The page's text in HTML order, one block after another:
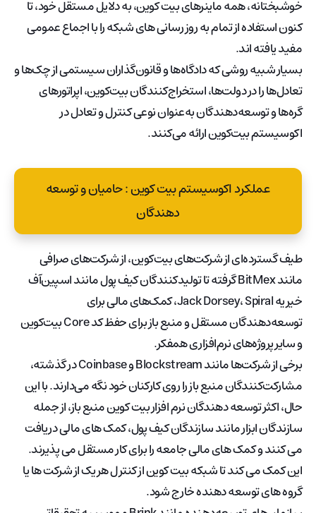
خوشبختانه، همه ماینرهای بیت کوین، به دلایل مستقل خود، تا
کنون استفاده از تمام به روز رسانی های شبکه را با اجماع عمومی
مفید یافته اند.
بسیار شبیه روشی که دادگاه‌ها و قانون‌گذاران سیستمی از چک‌ها و
تعادل‌ها را در دولت‌ها، استخراج‌کنندگان بیت‌کوین، اپراتورهای
گره‌ها و توسعه‌دهندگان به‌عنوان نوعی کنترل و تعادل در
اکوسیستم بیت‌کوین ارائه می‌کنند.
عملکرد اکوسیستم بیت کوین : حامیان و توسعه
دهندگان
طیف گسترده‌ای از شرکت‌های بیت‌کوین، از شرکت‌های صرافی
مانند BitMex گرفته تا تولیدکنندگان کیف پول مانند اسپین‌آف
خیریه Jack Dorsey، Spiral، کمک‌های مالی برای
توسعه‌دهندگان مستقل و منبع باز برای حفظ کد Core بیت‌کوین
و سایر پروژه‌های نرم‌افزاری همفکر.
برخی از شرکت‌ها مانند Blockstream و Coinbase در گذشته،
مشارکت‌کنندگان منبع باز را روی کارکنان خود نگه می‌دارند. با این
حال، اکثر توسعه دهندگان نرم افزار بیت کوین منبع باز، از جمله
سازندگان ابزار مانند سازندگان کیف پول، کمک های مالی دریافت
می کنند و کمک های مالی جامعه را برای کار مستقل می پذیرند.
این کمک می کند تا شبکه بیت کوین از کنترل هر یک از شرکت ها یا
گروه های توسعه دهنده خارج شود.